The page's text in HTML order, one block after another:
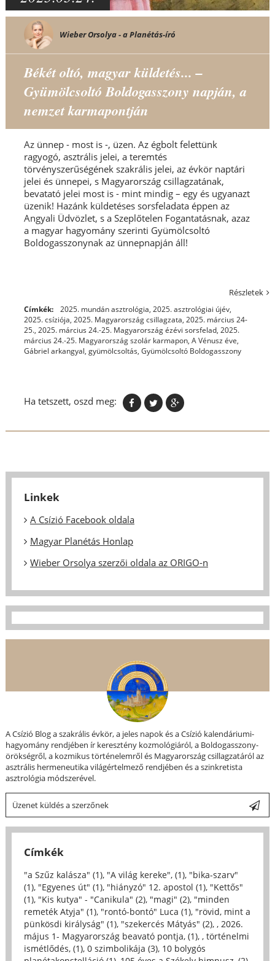
Wieber Orsolya - a Planétás-író
Békét oltó, magyar küldetés... –
Gyümölcsoltó Boldogasszony napján, a
nemzet karmapontján
Az ünnep - most is -, üzen. Az égbolt felettünk
ragyogó, asztrális jelei, a teremtés
törvényszerűségének szakrális jelei, az évkör naptári
jelei és ünnepei, s Magyarország csillagzatának,
bevatató jelei most is - mint mindig – egy és ugyanazt
üzenik! Hazánk küldetéses sorsfeladata éppen az
Angyali Üdvözlet, s a Szeplőtelen Fogantatásnak, azaz
a magyar hagyomány szerinti Gyümölcsoltó
Boldogasszonynak az ünnepnapján áll!
Részletek
Címkék: 2025. mundán asztrológia, 2025. asztrológiai újév,
2025. csíziója, 2025. Magyarország csillagzata, 2025. március 24-
25., 2025. március 24.-25. Magyarország ézévi sorsfelad, 2025.
március 24.-25. Magyarország szolár karmapon, A Vénusz éve,
Gábriel arkangyal, gyümölcsoltás, Gyümölcsoltó Boldogasszony
Ha tetszett, oszd meg:
Linkek
A Csízió Facebook oldala
Magyar Planétás Honlap
Wieber Orsolya szerzői oldala az ORIGO-n
A Csízió Blog a szakrális évkör, a jeles napok és a Csízió kalendáriumi-
hagyomány rendjében ír keresztény kozmológiáról, a Boldogasszony-
örökségről, a kozmikus történelemről és Magyarország csillagzatáról az
asztrális hermeneutika világértelmező rendjében és a szinkretista
asztrológia módszerével.
Üzenet küldés a szerzőnek
Címkék
"a Szűz kalásza" (1), "A világ kereke", (1), "bika-szarv"
(1), "Egyenes út" (1), "hiányzó" 12. apostol (1), "Kettős"
(1), "Kis kutya" - "Canikula" (2), "magi" (2), "minden
remeték Atyja" (1), "rontó-bontó" Luca (1), "rövid, mint a
pünkösdi királyság" (1), "szekercés Mátyás" (2), , 2026.
május 1- Magyarország beavató pontja, (1), , történelmi
ismétlődés, (1), 0 szimbolikája (3), 10 bolygós